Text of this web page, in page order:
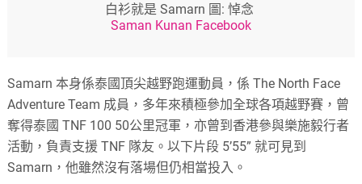
白衫就是 Samarn 圖: 悼念
Saman Kunan Facebook
Samarn 本身係泰國頂尖越野跑運動員，係 The North Face
Adventure Team 成員，多年來積極參加全球各項越野賽，曾
奪得泰國 TNF 100 50公里冠軍，亦曾到香港參與樂施毅行者
活動，負責支援 TNF 隊友。以下片段 5’55” 就可見到
Samarn，他雖然沒有落場但仍相當投入。